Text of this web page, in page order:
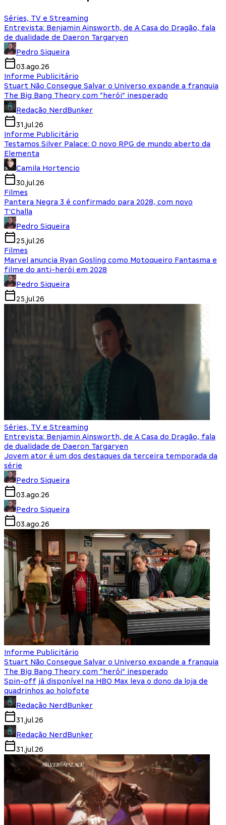
Séries, TV e Streaming
Entrevista: Benjamin Ainsworth, de A Casa do Dragão, fala
de dualidade de Daeron Targaryen
Pedro Siqueira
03.ago.26
Informe Publicitário
Stuart Não Consegue Salvar o Universo expande a franquia
The Big Bang Theory com “herói” inesperado
Redação NerdBunker
31.jul.26
Informe Publicitário
Testamos Silver Palace: O novo RPG de mundo aberto da
Elementa
Camila Hortencio
30.jul.26
Filmes
Pantera Negra 3 é confirmado para 2028, com novo
T'Challa
Pedro Siqueira
25.jul.26
Filmes
Marvel anuncia Ryan Gosling como Motoqueiro Fantasma e
filme do anti-herói em 2028
Pedro Siqueira
25.jul.26
Séries, TV e Streaming
Entrevista: Benjamin Ainsworth, de A Casa do Dragão, fala
de dualidade de Daeron Targaryen
Jovem ator é um dos destaques da terceira temporada da
série
Pedro Siqueira
03.ago.26
Pedro Siqueira
03.ago.26
Informe Publicitário
Stuart Não Consegue Salvar o Universo expande a franquia
The Big Bang Theory com “herói” inesperado
Spin-off já disponível na HBO Max leva o dono da loja de
quadrinhos ao holofote
Redação NerdBunker
31.jul.26
Redação NerdBunker
31.jul.26